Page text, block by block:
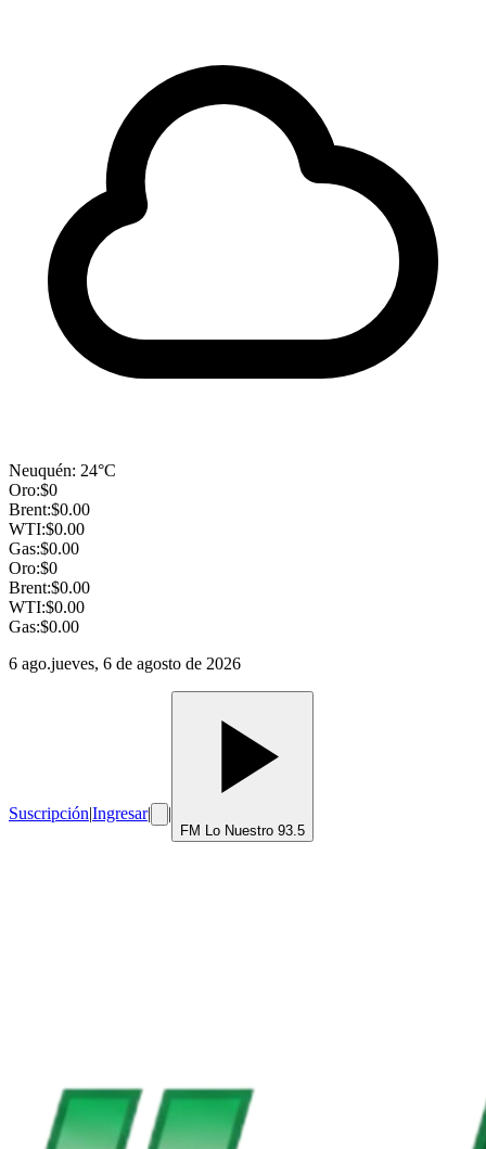
Neuquén: 24°C
Oro:$0
Brent:$0.00
WTI:$0.00
Gas:$0.00
Oro:$0
Brent:$0.00
WTI:$0.00
Gas:$0.00
6 ago.jueves, 6 de agosto de 2026
Suscripción|Ingresar| |
FM Lo Nuestro 93.5